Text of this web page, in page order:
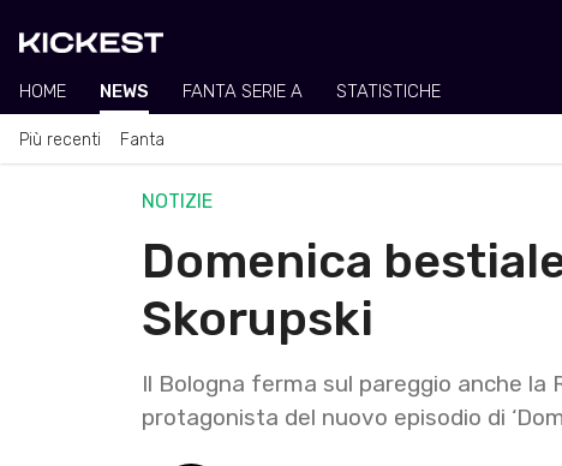
HOME NEWS FANTA SERIE A STATISTICHE
Più recenti Fanta
NOTIZIE
Domenica
Skorupski
Il Bologna ferma sul pareggio anche la
protagonista del nuovo episodio di